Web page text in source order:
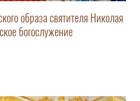
образа святителя Николая
богослужение